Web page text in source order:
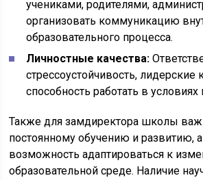
учениками, родителями,
организовать коммуникацию
образовательного процесса.
Личностные качества:
стрессоустойчивость, лидерские
способность работать в условиях
Также для замдиректора школы
постоянному обучению и развитию,
возможность адаптироваться к
образовательной среде. Наличие